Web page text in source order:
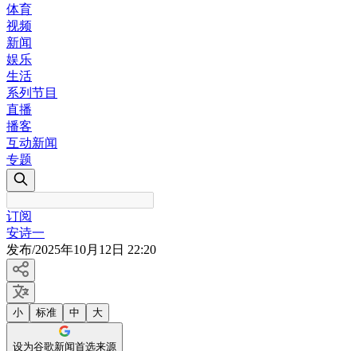
体育
视频
新闻
娱乐
生活
系列节目
直播
播客
互动新闻
专题
订阅
安诗一
发布/2025年10月12日 22:20
小 标准 中 大
设为谷歌新闻首选来源